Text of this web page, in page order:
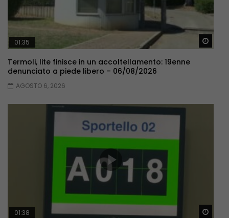
01:35
Termoli, lite finisce in un accoltellamento: 19enne
denunciato a piede libero – 06/08/2026
AGOSTO 6, 2026
01:38